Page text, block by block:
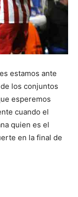
estamos ante
los conjuntos
esperemos
cuando el
quien es el
en la final de